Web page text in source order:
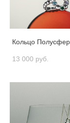
Кольцо
13 000 pуб.